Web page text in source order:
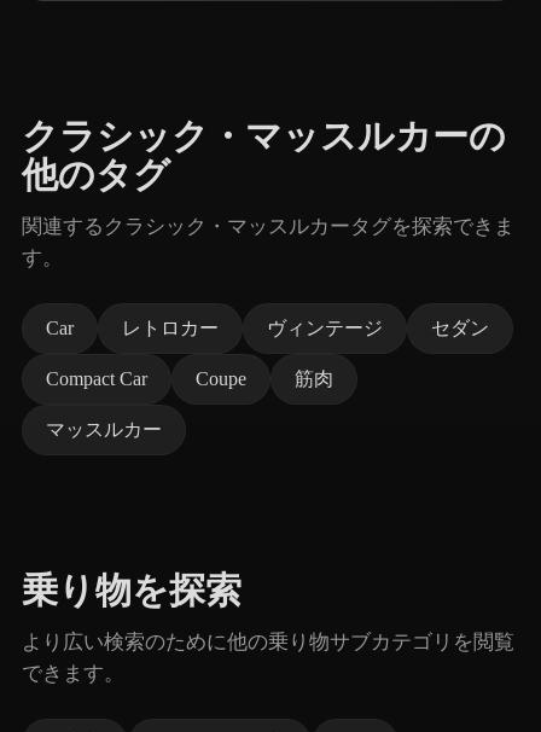
クラシック・マッスルカーの
他のタグ
関連するクラシック・マッスルカータグを探索できま
す。
Car レトロカー ヴィンテージ セダン
Compact Car Coupe 筋肉
マッスルカー
乗り物を探索
より広い検索のために他の乗り物サブカテゴリを閲覧
できます。